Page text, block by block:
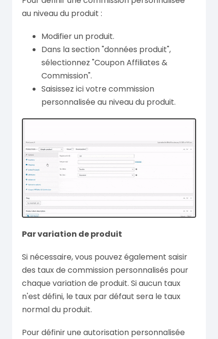
au niveau du produit :
Modifier un produit.
Dans la section "données produit",
sélectionnez "Coupon Affiliates &
Commission".
Saisissez ici votre commission
personnalisée au niveau du produit.
Par variation de produit
Si nécessaire, vous pouvez également saisir
des taux de commission personnalisés pour
chaque variation de produit. Si aucun taux
n'est défini, le taux par défaut sera le taux
normal du produit.
Pour définir une autorisation personnalisée